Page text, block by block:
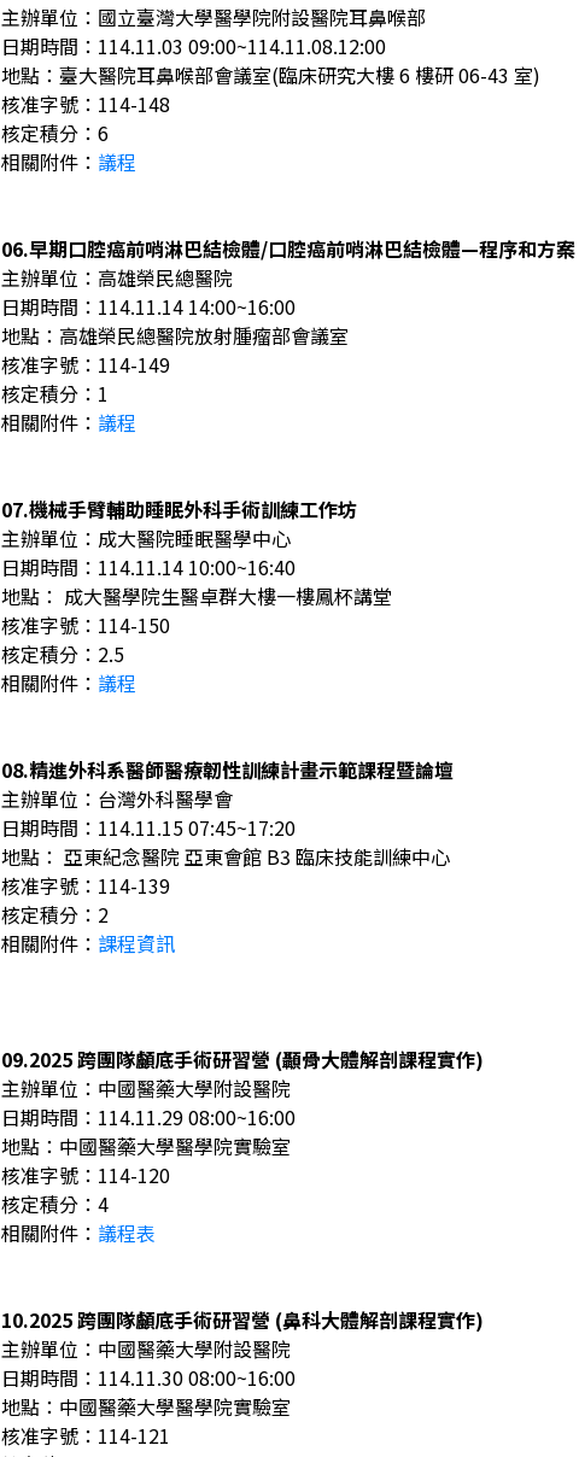
主辦單位：國立臺灣大學醫學院附設醫院耳鼻喉部
日期時間：114.11.03 09:00~114.11.08.12:00
地點：臺大醫院耳鼻喉部會議室(臨床研究大樓 6 樓研 06-43 室)
核准字號：114-148
核定積分：6
相關附件： 議程
06.早期口腔癌前哨淋巴結檢體/口腔癌前哨淋巴結檢體—程序和方案
主辦單位：高雄榮民總醫院
日期時間：114.11.14 14:00~16:00
地點：高雄榮民總醫院放射腫瘤部會議室
核准字號：114-149
核定積分：1
相關附件： 議程
07.機械手臂輔助睡眠外科手術訓練工作坊
主辦單位：成大醫院睡眠醫學中心
日期時間：114.11.14 10:00~16:40
地點： 成大醫學院生醫卓群大樓一樓鳳杯講堂
核准字號：114-150
核定積分：2.5
相關附件： 議程
08.精進外科系醫師醫療韌性訓練計畫示範課程暨論壇
主辦單位：台灣外科醫學會
日期時間：114.11.15 07:45~17:20
地點： 亞東紀念醫院 亞東會館 B3 臨床技能訓練中心
核准字號：114-139
核定積分：2
相關附件： 課程資訊
09.2025 跨團隊顱底手術研習營 (顳骨大體解剖課程實作)
主辦單位：中國醫藥大學附設醫院
日期時間：114.11.29 08:00~16:00
地點：中國醫藥大學醫學院實驗室
核准字號：114-120
核定積分：4
相關附件： 議程表
10.2025 跨團隊顱底手術研習營 (鼻科大體解剖課程實作)
主辦單位：中國醫藥大學附設醫院
日期時間：114.11.30 08:00~16:00
地點：中國醫藥大學醫學院實驗室
核准字號：114-121